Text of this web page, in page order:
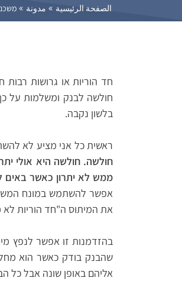
الصفحة الرئيسية » مدونة »
חד הוריות או גרושות
חולשה לבנק ומשלמות על
בלשון נקבה.
ראשית כל אני מציע לא
חולשה. חולשה היא אולי
ממש לא יתרון כאשר באים
אפשר להשתמש במונח
את המיתוס ה"חד הוריות
בהזדמנות זו אפשר לנפץ
שהבנק בודק כאשר הוא
אליהם באופן שונה אבל כל